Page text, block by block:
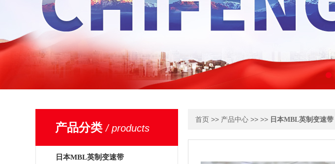
产品分类/ products
日本MBL英制变速带
首页 >> 产品中心 >> >> 日本MBL英制变速带